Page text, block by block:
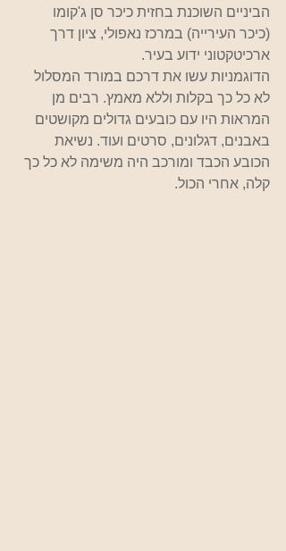
הביניים השוכנת בחזית כיכר סן ג'קומו
(כיכר העירייה) במרכז נאפולי, ציון דרך
ארכיטקטוני ידוע בעיר.
הדוגמניות עשו את דרכם במורד המסלול
לא כל כך בקלות וללא מאמץ. רבים מן
המראות היו עם כובעים גדולים מקושטים
באבנים, דגלונים, סרטים ועוד. נשיאת
הכובע הכבד ומורכב היה משימה לא כל כך
קלה, אחרי הכול.